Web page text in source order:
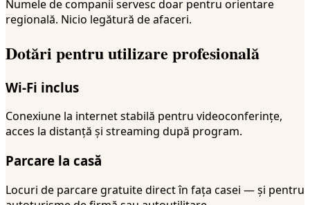
Numele de companii servesc doar pentru orientare
regională. Nicio legătură de afaceri.
Dotări pentru utilizare profesională
Wi-Fi inclus
Conexiune la internet stabilă pentru videoconferințe,
acces la distanță și streaming după program.
Parcare la casă
Locuri de parcare gratuite direct în fața casei — și pentru